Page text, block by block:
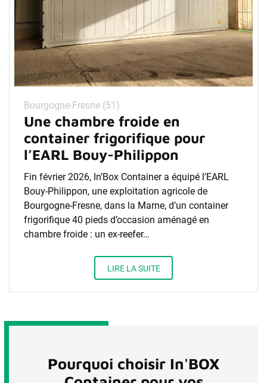
Bourgogne-Fresne (51)
Une chambre froide en
container frigorifique pour
l’EARL Bouy-Philippon
Fin février 2026, In’Box Container a équipé l’EARL
Bouy-Philippon, une exploitation agricole de
Bourgogne-Fresne, dans la Marne, d’un container
frigorifique 40 pieds d’occasion aménagé en
chambre froide : un ex-reefer…
LIRE LA SUITE
Pourquoi choisir In'BOX